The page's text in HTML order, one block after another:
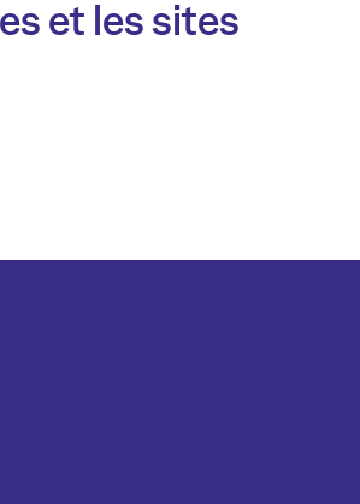
et les sites